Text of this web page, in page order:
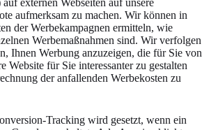
externen Webseiten auf unsere
aufmerksam zu machen. Wir können in
der Werbekampagnen ermitteln, wie
Werbemaßnahmen sind. Wir verfolgen
Ihnen Werbung anzuzeigen, die für Sie von
Website für Sie interessanter zu gestalten
der anfallenden Werbekosten zu
Tracking wird gesetzt, wenn ein